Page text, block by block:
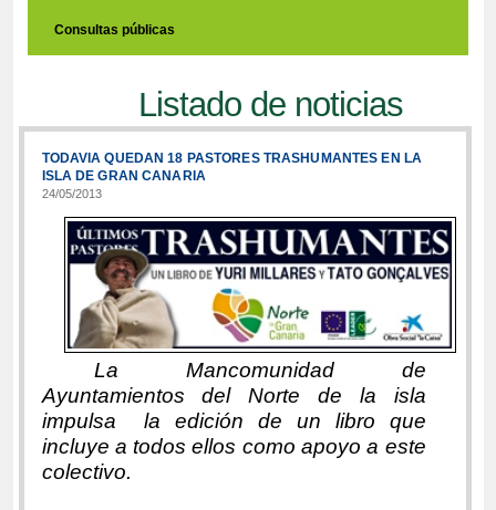
Consultas públicas
Listado de noticias
TODAVIA QUEDAN 18 PASTORES TRASHUMANTES EN LA
ISLA DE GRAN CANARIA
24/05/2013
La Mancomunidadde
Ayuntamientos del Norte de la isla
impulsa la edición de un libro que
incluye a todos ellos como apoyo a este
colectivo.